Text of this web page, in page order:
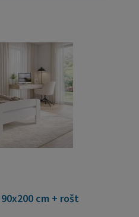
cm + rošt